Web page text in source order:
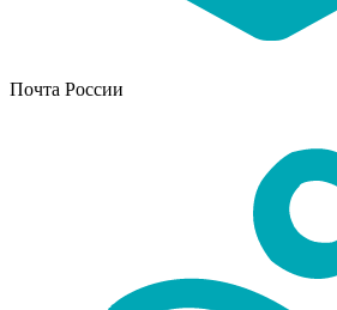
Почта России